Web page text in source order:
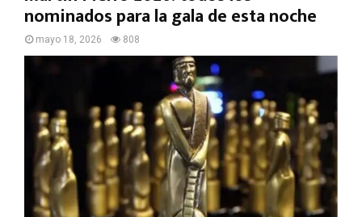
nominados para la gala de esta noche
mayo 18, 2026 808